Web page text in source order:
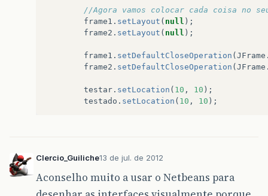
//Agora vamos colocar cada coisa no
frame1 . setLayout ( null );
frame2 . setLayout ( null );
frame1 . setDefaultCloseOperation ( JFrame
frame2 . setDefaultCloseOperation ( JFrame
testar . setLocation ( 10 , 10 );
testado . setLocation ( 10 , 10 );
frame1.setSize(190
frame1.add(testar);
Clercio_Guiliche13 de jul. de 2012
Aconselho muito a usar o Netbeans para